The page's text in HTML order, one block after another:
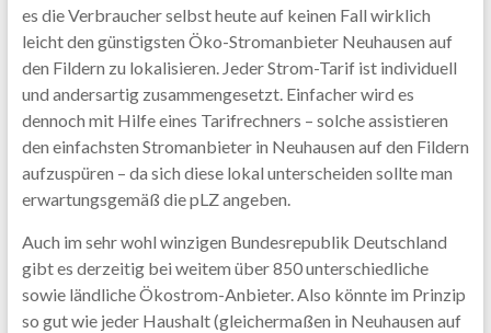
es die Verbraucher selbst heute auf keinen Fall wirklich
leicht den günstigsten Öko-Stromanbieter Neuhausen auf
den Fildern zu lokalisieren. Jeder Strom-Tarif ist individuell
und andersartig zusammengesetzt. Einfacher wird es
dennoch mit Hilfe eines Tarifrechners – solche assistieren
den einfachsten Stromanbieter in Neuhausen auf den Fildern
aufzuspüren – da sich diese lokal unterscheiden sollte man
erwartungsgemäß die pLZ angeben.
Auch im sehr wohl winzigen Bundesrepublik Deutschland
gibt es derzeitig bei weitem über 850 unterschiedliche
sowie ländliche Ökostrom-Anbieter. Also könnte im Prinzip
so gut wie jeder Haushalt (gleichermaßen in Neuhausen auf